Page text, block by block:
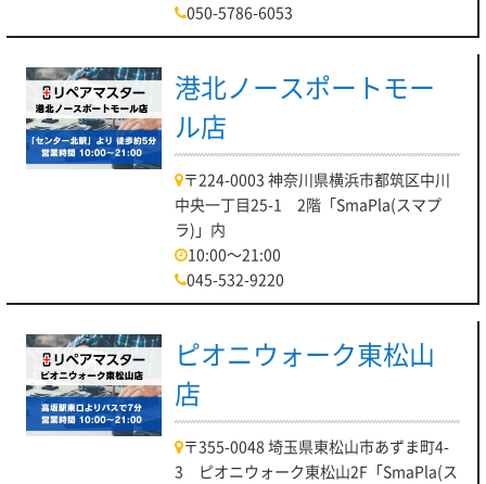
050-5786-6053
港北ノースポートモー
ル店
〒224-0003 神奈川県横浜市都筑区中川
中央一丁目25-1 2階「SmaPla(スマプ
ラ)」内
10:00～21:00
045-532-9220
ピオニウォーク東松山
店
〒355-0048 埼玉県東松山市あずま町4-
3 ピオニウォーク東松山2F「SmaPla(ス